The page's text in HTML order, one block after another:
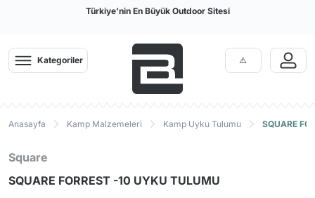
Türkiye'nin En Büyük Outdoor Sitesi
Kategoriler
Anasayfa Kamp Malzemeleri Kamp Uyku Tulumu SQUARE
Square
SQUARE FORREST -10 UYKU TULUMU